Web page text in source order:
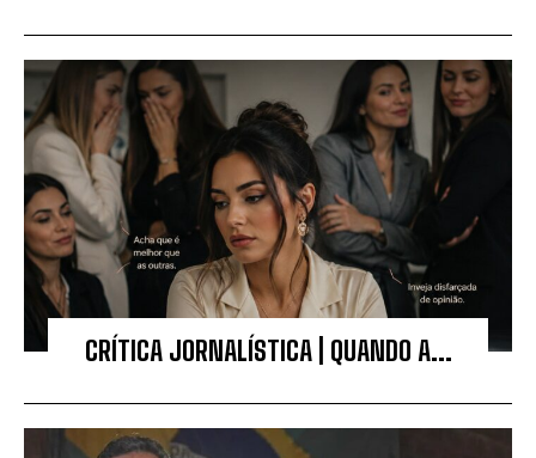
CRÍTICA JORNALÍSTICA | QUANDO A...